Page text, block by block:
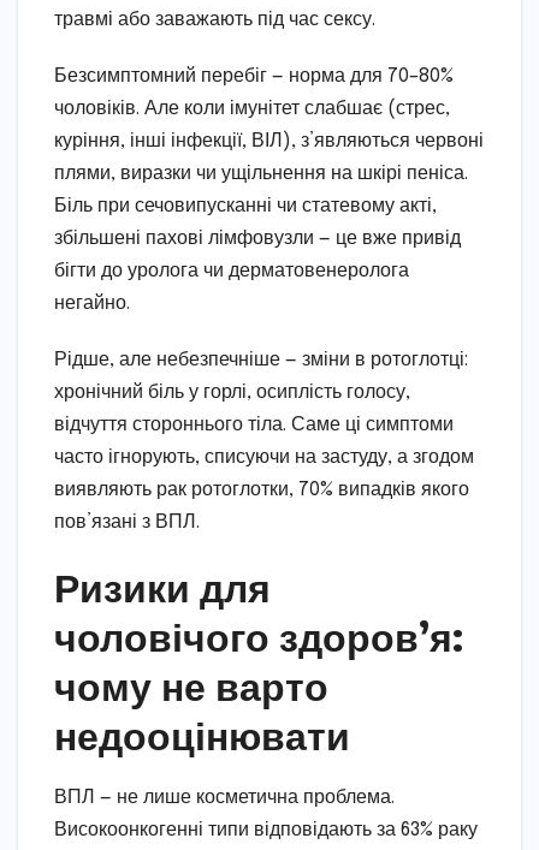
травмі або заважають під час сексу.
Безсимптомний перебіг — норма для 70–80%
чоловіків. Але коли імунітет слабшає (стрес,
куріння, інші інфекції, ВІЛ), з’являються червоні
плями, виразки чи ущільнення на шкірі пеніса.
Біль при сечовипусканні чи статевому акті,
збільшені пахові лімфовузли — це вже привід
бігти до уролога чи дерматовенеролога
негайно.
Рідше, але небезпечніше — зміни в ротоглотці:
хронічний біль у горлі, осиплість голосу,
відчуття стороннього тіла. Саме ці симптоми
часто ігнорують, списуючи на застуду, а згодом
виявляють рак ротоглотки, 70% випадків якого
пов’язані з ВПЛ.
Ризики для
чоловічого здоров’я:
чому не варто
недооцінювати
ВПЛ — не лише косметична проблема.
Високоонкогенні типи відповідають за 63% раку